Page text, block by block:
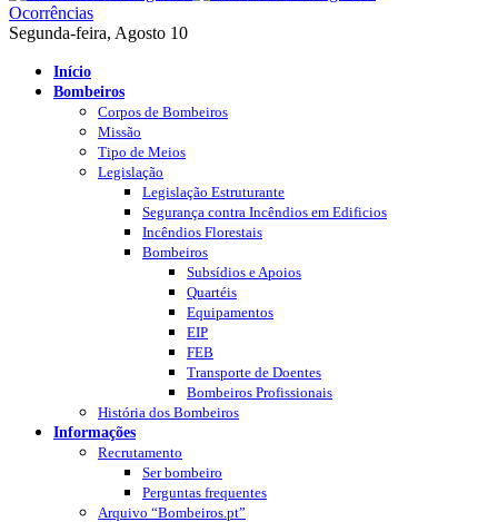
Ocorrências
Segunda-feira, Agosto 10
Início
Bombeiros
Corpos de Bombeiros
Missão
Tipo de Meios
Legislação
Legislação Estruturante
Segurança contra Incêndios em Edificios
Incêndios Florestais
Bombeiros
Subsídios e Apoios
Quartéis
Equipamentos
EIP
FEB
Transporte de Doentes
Bombeiros Profissionais
História dos Bombeiros
Informações
Recrutamento
Ser bombeiro
Perguntas frequentes
Arquivo “Bombeiros.pt”